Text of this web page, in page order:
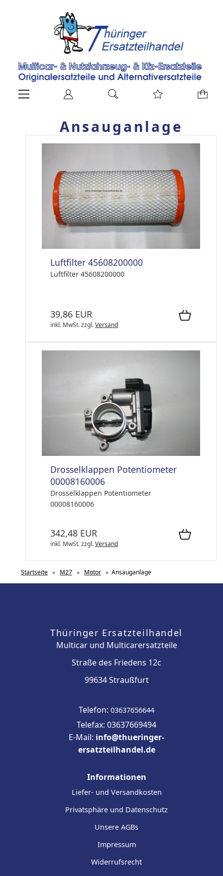
Ansauganlage
Luftfilter 45608200000
Luftfilter 45608200000
39,86 EUR
inkl. MwSt.zzgl.Versand
Drosselklappen Potentiometer
00008160006
Drosselklappen Potentiometer
00008160006
342,48 EUR
inkl. MwSt.zzgl.Versand
Startseite » M27 » Motor » Ansauganlage
Thüringer Ersatzteilhandel
Multicar und Multicarersatzteile
Straße des Friedens 12c
99634 Straußfurt
Telefon: 03637656644
Telefax: 03637669494
E-Mail: info@thueringer-
ersatzteilhandel.de
Informationen
Liefer- und Versandkosten
Privatsphäre und Datenschutz
Unsere AGBs
Impressum
Widerrufsrecht